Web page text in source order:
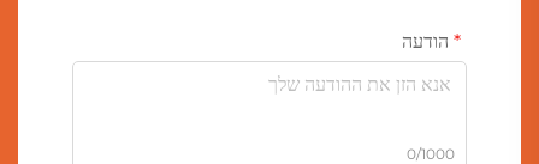
הודעה
0/1000